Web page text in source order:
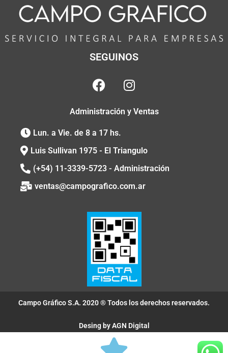
SEGUINOS
Administración y Ventas
Lun. a Vie. de 8 a 17 hs.
Luis Sullivan 1975 - El Triangulo
(+54) 11-3339-5723 - Administración
ventas@campografico.com.ar
Campo Gráfico S.A. 2020 ® Todos los derechos reservados.
Desing by AGN Digital